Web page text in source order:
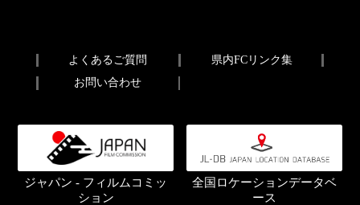
よくあるご質問
県内FCリンク集
お問い合わせ
ジャパン - フィルムコミッ
ション
全国ロケーションデータベ
ース